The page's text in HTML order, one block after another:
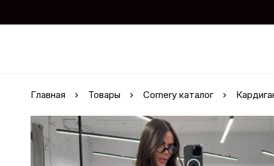
Главная Товары Cornery каталог